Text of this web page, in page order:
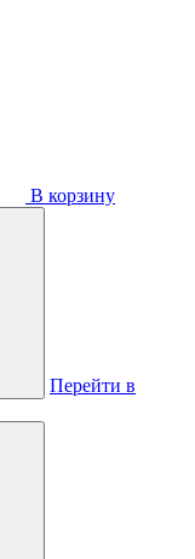
В корзину
Перейти в